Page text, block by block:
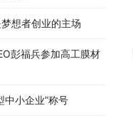
想者创业的主场
彭福兵参加高工膜材
中小企业”称号